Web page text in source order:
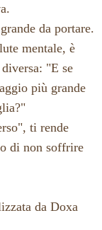
da portare.
mentale, è
"E se
più grande
ti rende
di non soffrire
da Doxa